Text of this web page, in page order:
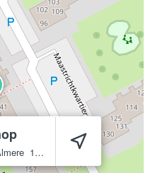
1324 DH